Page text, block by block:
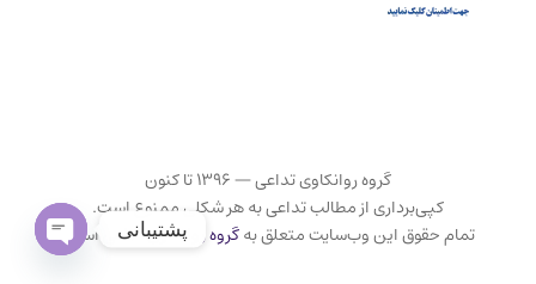
گروه روانکاوی تداعی — ۱۳۹۶ تا کنون
کپی‌برداری از مطالب تداعی به هر شکلی ممنوع است.
تمام حقوق این وب‌سایت متعلق بهگروه روانکاوی تداعی است. پشتیبانی